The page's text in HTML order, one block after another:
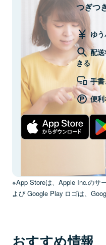
つぎつ
ゆ
配
きる
手
便
※App Storeは、Apple Inc.のサ
よび Google Play ロゴは、
おすすめ情報